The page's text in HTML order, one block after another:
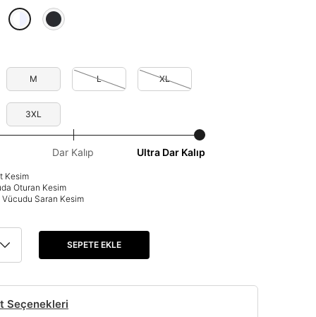
M L XL
3XL
Dar Kalıp Ultra Dar Kalıp
Kesim
Oturan Kesim
Vücudu Saran Kesim
SEPETE EKLE
Seçenekleri